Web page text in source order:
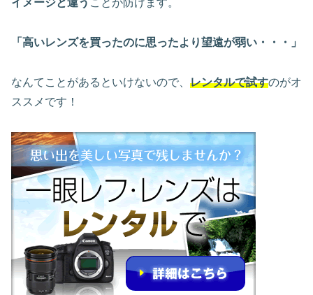
イメージと違う ことが防げます。
「高いレンズを買ったのに思ったより望遠が弱い・・・」
なんてことがあるといけないので、 レンタルで試すのがオ
ススメです！